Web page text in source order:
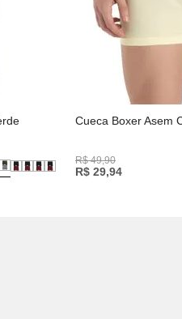
Cueca Boxer Asem
R$ 49,90
R$ 29,94